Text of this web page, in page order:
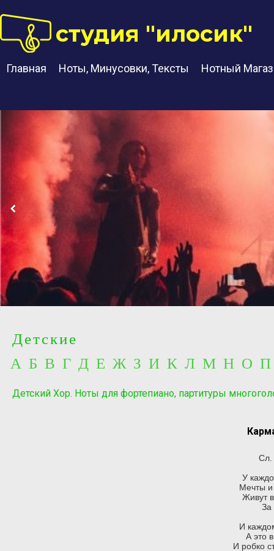
Главная Ноты, Минусовки, Тексты Нотный
студия "илосик"
А Б В Г Д Е Ж З И К Л М Н О
Детские
Детский Хор. Ноты для фортепиано, партитуры
Сл.
У
Мечты и
Живут
За
И
А это
И робко